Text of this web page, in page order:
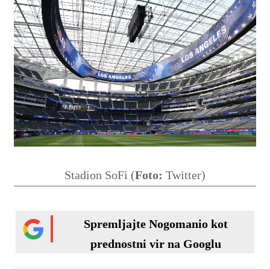
Stadion SoFi (Foto: Twitter)
Spremljajte Nogomanio kot
prednostni vir na Googlu